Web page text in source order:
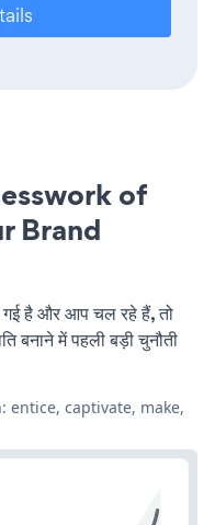
of
Brand
है और आप चल रहे हैं, तो
बनाने में पहली बड़ी चुनौती
entice, captivate, make,